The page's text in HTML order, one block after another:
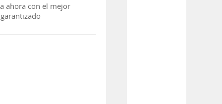
ahora con el mejor